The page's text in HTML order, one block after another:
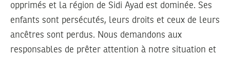
opprimés et la région de Sidi Ayad est dominée. Ses
enfants sont persécutés, leurs droits et ceux de leurs
ancêtres sont perdus. Nous demandons aux
responsables de prêter attention à notre situation et